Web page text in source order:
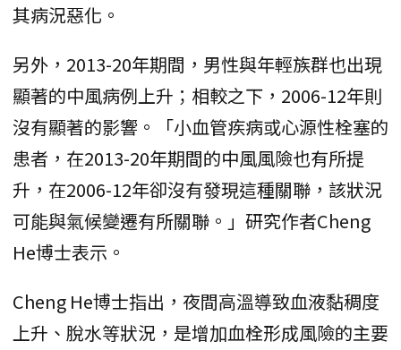
其病況惡化。
另外，2013-20年期間，男性與年輕族群也出現
顯著的中風病例上升；相較之下，2006-12年則
沒有顯著的影響。「小血管疾病或心源性栓塞的
患者，在2013-20年期間的中風風險也有所提
升，在2006-12年卻沒有發現這種關聯，該狀況
可能與氣候變遷有所關聯。」研究作者Cheng
He博士表示。
Cheng He博士指出，夜間高溫導致血液黏稠度
上升、脫水等狀況，是增加血栓形成風險的主要